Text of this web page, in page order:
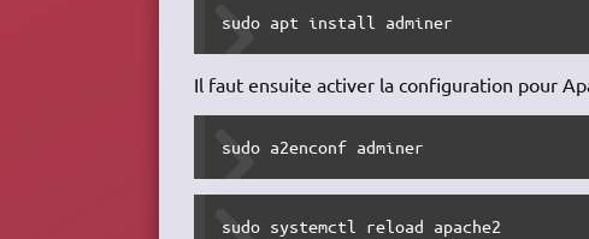
sudo apt install adminer
Il faut ensuite activer la configuration pour
sudo a2enconf adminer
sudo systemctl reload apache2